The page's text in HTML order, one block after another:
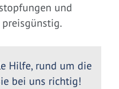
und
preisgünstig.
Hilfe, rund um die
bei uns richtig!